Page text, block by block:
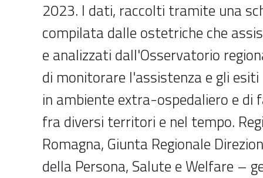
2023. I dati, raccolti tramite una
compilata dalle ostetriche che
e analizzati dall'Osservatorio
di monitorare l'assistenza e gli
in ambiente extra-ospedaliero e di
fra diversi territori e nel tempo.
Romagna, Giunta Regionale
della Persona, Salute e Welfare –